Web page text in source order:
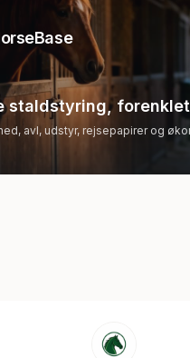
staldstyring,
avl, udstyr, rejsepapirer og